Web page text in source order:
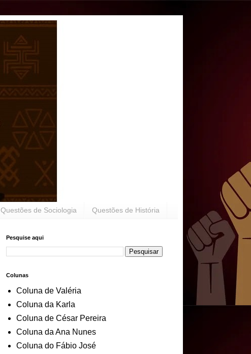
Questões de Sociologia Questões de História
Pesquise aqui
Colunas
Coluna de Valéria
Coluna da Karla
Coluna de César Pereira
Coluna da Ana Nunes
Coluna do Fábio José